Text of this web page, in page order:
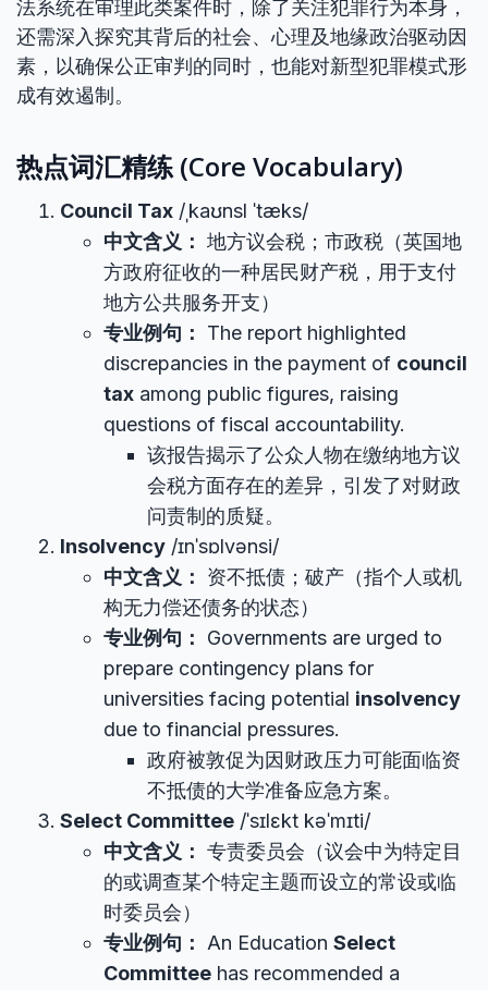
法系统在审理此类案件时，除了关注犯罪行为本身，
还需深入探究其背后的社会、心理及地缘政治驱动因
素，以确保公正审判的同时，也能对新型犯罪模式形
成有效遏制。
热点词汇精练 (Core Vocabulary)
Council Tax /ˌkaʊnsl ˈtæks/
中文含义： 地方议会税；市政税（英国地
方政府征收的一种居民财产税，用于支付
地方公共服务开支）
专业例句：
The report highlighted
discrepancies in the payment of council
tax among public figures, raising
questions of fiscal accountability.
该报告揭示了公众人物在缴纳地方议
会税方面存在的差异，引发了对财政
问责制的质疑。
Insolvency /ɪnˈsɒlvənsi/
中文含义：
资不抵债；破产（指个人或机
构无力偿还债务的状态）
专业例句：
Governments are urged to
prepare contingency plans for
universities facing potential insolvency
due to financial pressures.
政府被敦促为因财政压力可能面临资
不抵债的大学准备应急方案。
Select Committee /ˈsɪlɛkt kəˈmɪti/
中文含义： 专责委员会（议会中为特定目
的或调查某个特定主题而设立的常设或临
时委员会）
专业例句：
An Education Select
Committee has recommended a